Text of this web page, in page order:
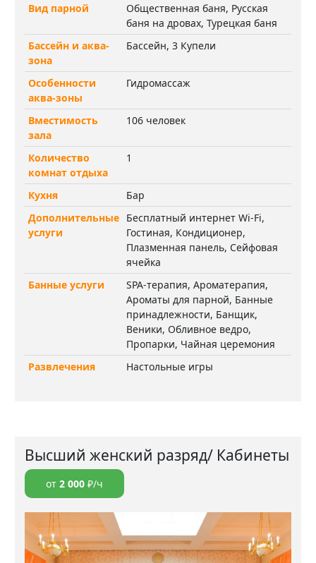
Вид парной
Общественная баня, Русская
баня на дровах, Турецкая баня
Бассейн и аква-
зона
Бассейн, 3 Купели
Особенности
аква-зоны
Гидромассаж
Вместимость
зала
106 человек
Количество
комнат отдыха
1
Кухня
Бар
Дополнительные
услуги
Бесплатный интернет Wi-Fi,
Гостиная, Кондиционер,
Плазменная панель, Сейфовая
ячейка
Банные услуги
SPA-терапия, Ароматерапия,
Ароматы для парной, Банные
принадлежности, Банщик,
Веники, Обливное ведро,
Пропарки, Чайная церемония
Развлечения
Настольные игры
Высший женский разряд/ Кабинеты
от 2 000 ₽/ч